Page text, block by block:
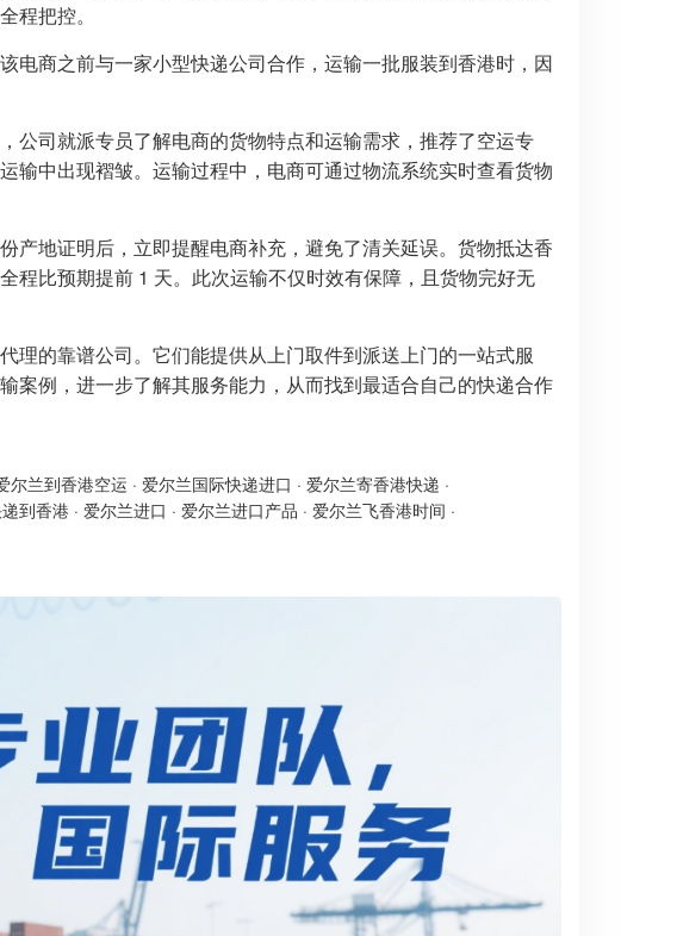
程把控。
电商之前与一家小型快递公司合作，运输一批服装到香港时，因
公司就派专员了解电商的货物特点和运输需求，推荐了空运专
输中出现褶皱。运输过程中，电商可通过物流系统实时查看货物
产地证明后，立即提醒电商补充，避免了清关延误。货物抵达香
程比预期提前 1 天。此次运输不仅时效有保障，且货物完好无
理的靠谱公司。它们能提供从上门取件到派送上门的一站式服
案例，进一步了解其服务能力，从而找到最适合自己的快递合作
尔兰到香港空运 · 爱尔兰国际快递进口 · 爱尔兰寄香港快递 ·
到香港 · 爱尔兰进口 · 爱尔兰进口产品 · 爱尔兰飞香港时间 ·